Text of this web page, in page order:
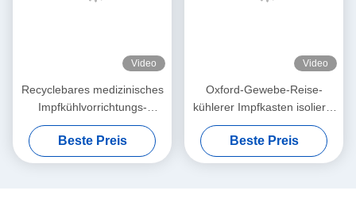
Video
Recyclebares medizinisches
Impfkühlvorrichtungs-
Kasten-Gel verpackt für
Impfblut-Transport
Beste Preis
Video
Oxford-Gewebe-Reise-
kühlerer Impfkasten isolierte
recyclebares
Beste Preis